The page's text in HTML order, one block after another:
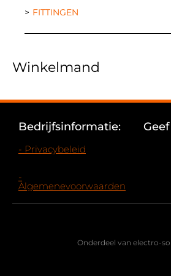
FITTINGEN
Winkelmand
Bedrijfsinformatie:
- Privacybeleid
-
Algemenevoorwaarden
Onderdeel van electro-